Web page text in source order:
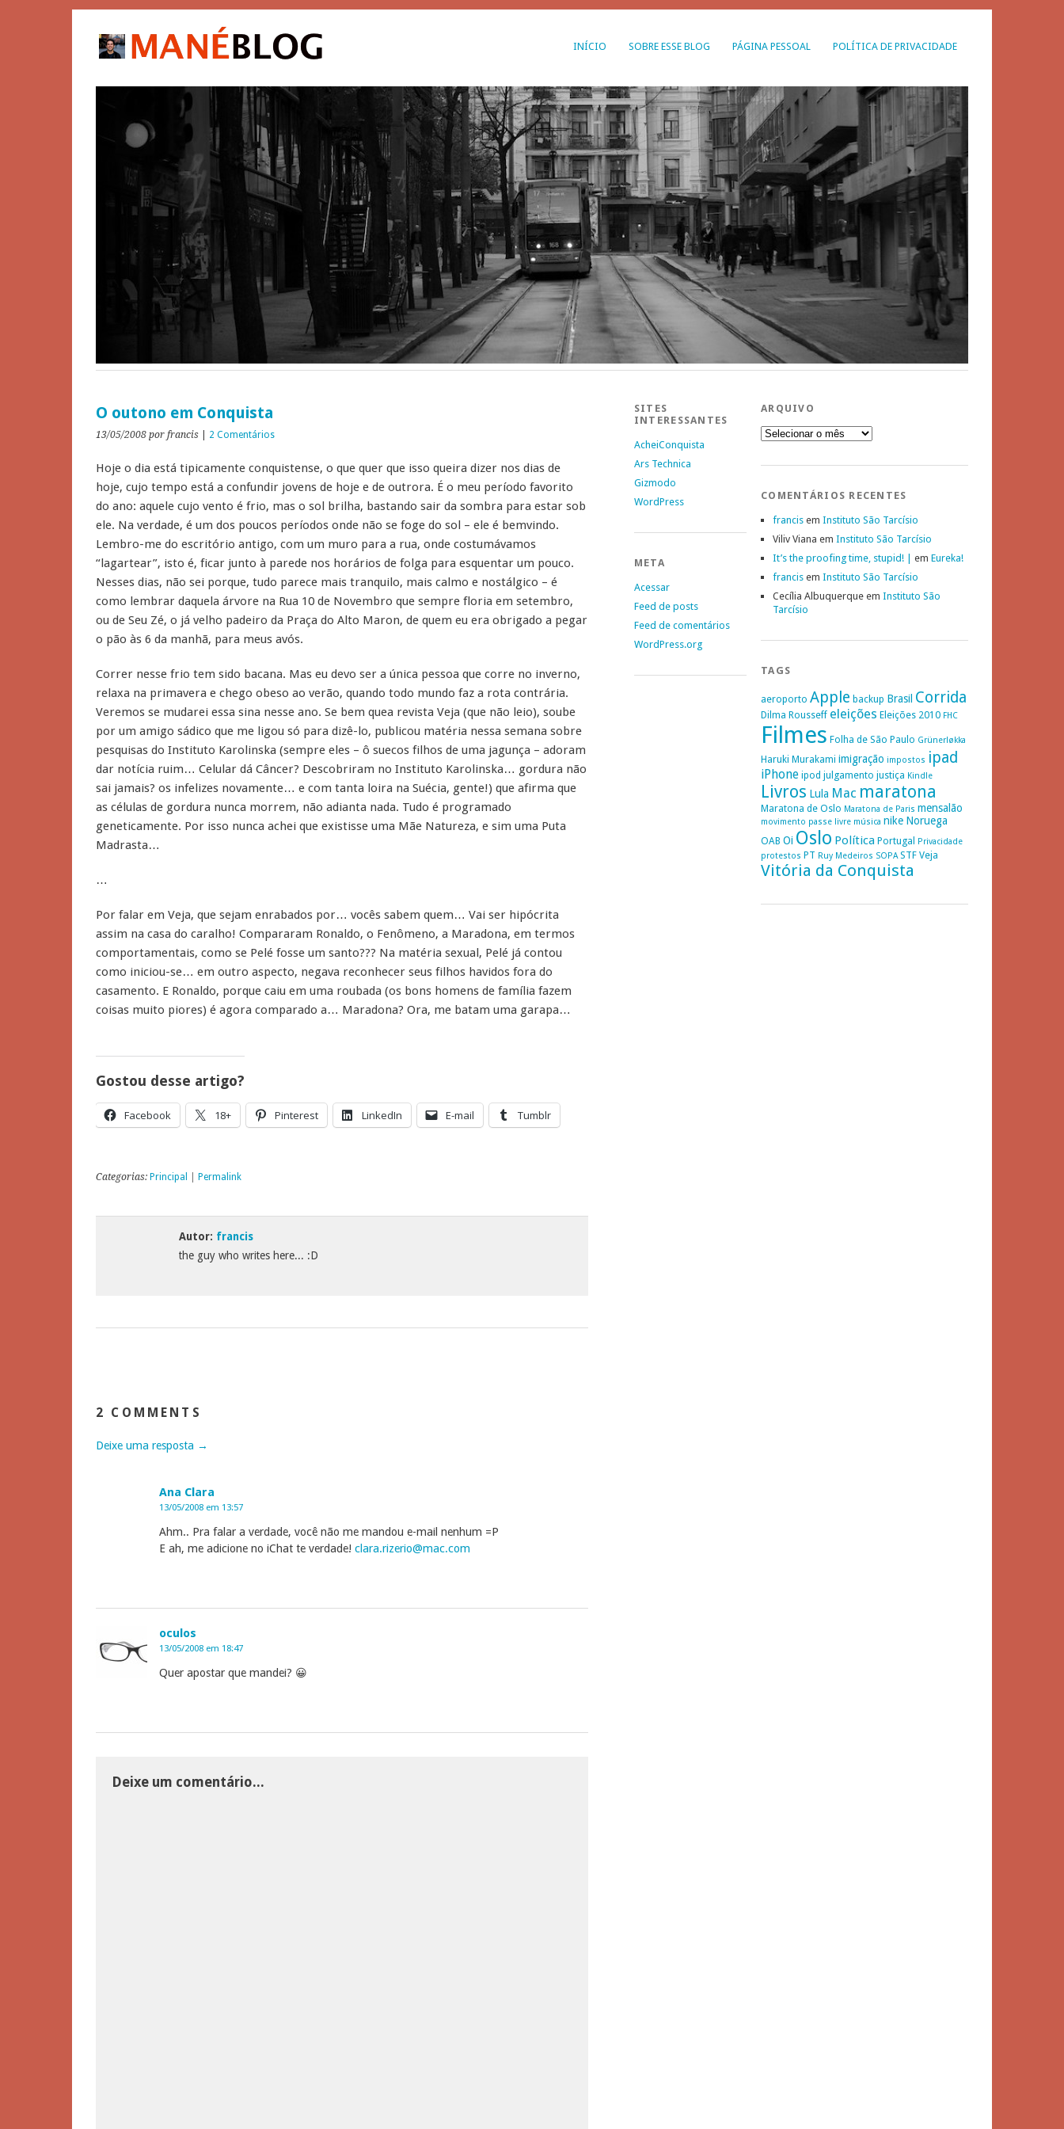
INÍCIO SOBRE ESSE BLOG PÁGINA PESSOAL POLÍTICA DE PRIVACIDADE
O outono em Conquista
13/05/2008 por francis 2 Comentários
Hoje o dia está tipicamente conquistense, o que quer que isso queira dizer nos dias de
hoje, cujo tempo está a confundir jovens de hoje e de outrora. É o meu período favorito
do ano: aquele cujo vento é frio, mas o sol brilha, bastando sair da sombra para estar sob
ele. Na verdade, é um dos poucos períodos onde não se foge do sol – ele é bemvindo.
Lembro-me do escritório antigo, com um muro para a rua, onde costumávamos
“lagartear”, isto é, ficar junto à parede nos horários de folga para esquentar um pouco.
Nesses dias, não sei porque, tudo parece mais tranquilo, mais calmo e nostálgico – é
como lembrar daquela árvore na Rua 10 de Novembro que sempre floria em setembro,
ou de Seu Zé, o já velho padeiro da Praça do Alto Maron, de quem eu era obrigado a pegar
o pão às 6 da manhã, para meus avós.
Correr nesse frio tem sido bacana. Mas eu devo ser a única pessoa que corre no inverno,
relaxa na primavera e chego obeso ao verão, quando todo mundo faz a rota contrária.
Veremos se mudarei essa sina nesse ano. Se bem quea revista Veja (que não leio), soube
por um amigo sádico que me ligou só para dizê-lo, publicou matéria nessa semana sobre
pesquisas do Instituto Karolinska (sempre eles – ô suecos filhos de uma jagunça – adoram
dar notícia ruim… Celular dá Câncer? Descobriram no Instituto Karolinska… gordura não
sai jamais? os infelizes novamente… e com tanta loira na Suécia, gente!) que afirma que
as células de gordura nunca morrem, não adianta nada. Tudo é programado
geneticamente. Por isso nunca achei que existisse uma Mãe Natureza, e sim uma Puta
Madrasta…
…
Por falar em Veja, que sejam enrabados por… vocês sabem quem… Vai ser hipócrita
assim na casa do caralho! Compararam Ronaldo, o Fenômeno, a Maradona, em termos
comportamentais, como se Pelé fosse um santo??? Na matéria sexual, Pelé já contou
como iniciou-se… em outro aspecto, negava reconhecer seus filhos havidos fora do
casamento. E Ronaldo, porque caiu em uma roubada (os bons homens de família fazem
coisas muito piores) é agora comparado a… Maradona? Ora, me batam uma garapa…
Gostou desse artigo?
Facebook 18+ Pinterest LinkedIn E-mail Tumblr
Categorias: Principal Permalink
Autor: francis
the guy who writes here... :D
2 COMMENTS
Deixe uma resposta →
Ana Clara
13/05/2008 em 13:57
Ahm.. Pra falar a verdade, você não me mandou e-mail nenhum =P
E ah, me adicione no iChat te verdade! clara.rizerio@mac.com
oculos
13/05/2008 em 18:47
Quer apostar que mandei? 😀
Deixe um comentário...
SITES
INTERESSANTES
AcheiConquista
Ars Technica
Gizmodo
WordPress
META
Acessar
Feed de posts
Feed de comentários
WordPress.org
ARQUIVO
Arquivo
COMENTÁRIOS RECENTES
francis em Instituto São Tarcísio
Viliv Viana em Instituto São Tarcísio
It’s the proofing time, stupid! |
em Eureka!
francis em Instituto São Tarcísio
Cecília Albuquerque em Instituto São
Tarcísio
TAGS
aeroporto Apple backup Brasil Corrida
Dilma Rousseff eleições Eleições 2010 FHC
Filmes Folha de São Paulo Grünerløkka
Haruki Murakami imigração impostos ipad
iPhone ipod julgamento justiça Kindle
Livros Lula Mac maratona
Maratona de Oslo Maratona de Paris mensalão
movimento passe livre música nike Noruega
OAB Oi Oslo Política Portugal
Privacidade
protestos PT Ruy Medeiros SOPA STF Veja
Vitória da Conquista